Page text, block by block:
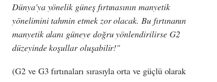
Dünya'ya yönelik güneş fırtınasının manyetik
yönelimini tahmin etmek zor olacak. Bu fırtınanın
manyetik alanı güneye doğru yönlendirilirse G2
düzeyinde koşullar oluşabilir!"
(G2 ve G3 fırtınaları sırasıyla orta ve güçlü olarak